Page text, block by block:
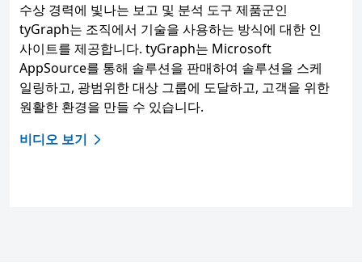
수상 경력에 빛나는 보고 및 분석 도구 제품군인
tyGraph는 조직에서 기술을 사용하는 방식에 대한 인
사이트를 제공합니다. tyGraph는 Microsoft
AppSource를 통해 솔루션을 판매하여 솔루션을 스케
일링하고, 광범위한 대상 그룹에 도달하고, 고객을 위한
원활한 환경을 만들 수 있습니다.
비디오 보기